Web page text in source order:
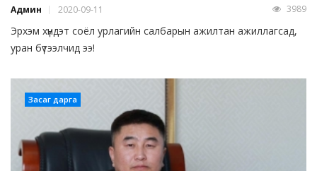
Админ 2020-09-11 3989
Эрхэм хүндэт соёл урлагийн салбарын ажилтан ажиллагсад,
уран бүтээлчид ээ!
Засаг дарга